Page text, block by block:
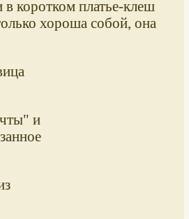
коротком платье-клеш
хороша собой, она
и